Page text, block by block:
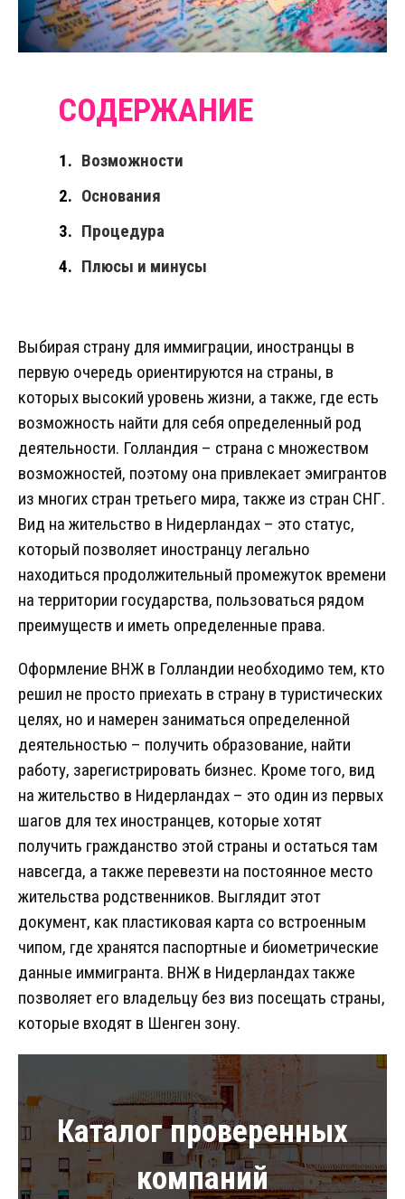
Возможности
Основания
Процедура
Плюсы и минусы
Выбирая страну для иммиграции, иностранцы в
первую очередь ориентируются на страны, в
которых высокий уровень жизни, а также, где есть
возможность найти для себя определенный род
деятельности. Голландия – страна с множеством
возможностей, поэтому она привлекает эмигрантов
из многих стран третьего мира, также из стран СНГ.
Вид на жительство в Нидерландах – это статус,
который позволяет иностранцу легально
находиться продолжительный промежуток времени
на территории государства, пользоваться рядом
преимуществ и иметь определенные права.
Оформление ВНЖ в Голландии необходимо тем, кто
решил не просто приехать в страну в туристических
целях, но и намерен заниматься определенной
деятельностью – получить образование, найти
работу, зарегистрировать бизнес. Кроме того, вид
на жительство в Нидерландах – это один из первых
шагов для тех иностранцев, которые хотят
получить гражданство этой страны и остаться там
навсегда, а также перевезти на постоянное место
жительства родственников. Выглядит этот
документ, как пластиковая карта со встроенным
чипом, где хранятся паспортные и биометрические
данные иммигранта. ВНЖ в Нидерландах также
позволяет его владельцу без виз посещать страны,
которые входят в Шенген зону.
Каталог проверенных
компаний